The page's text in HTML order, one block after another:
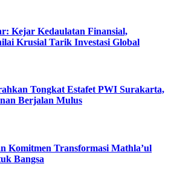
Kejar Kedaulatan Finansial,
Krusial Tarik Investasi Global
Tongkat Estafet PWI Surakarta,
Berjalan Mulus
Komitmen Transformasi Mathla’ul
Bangsa